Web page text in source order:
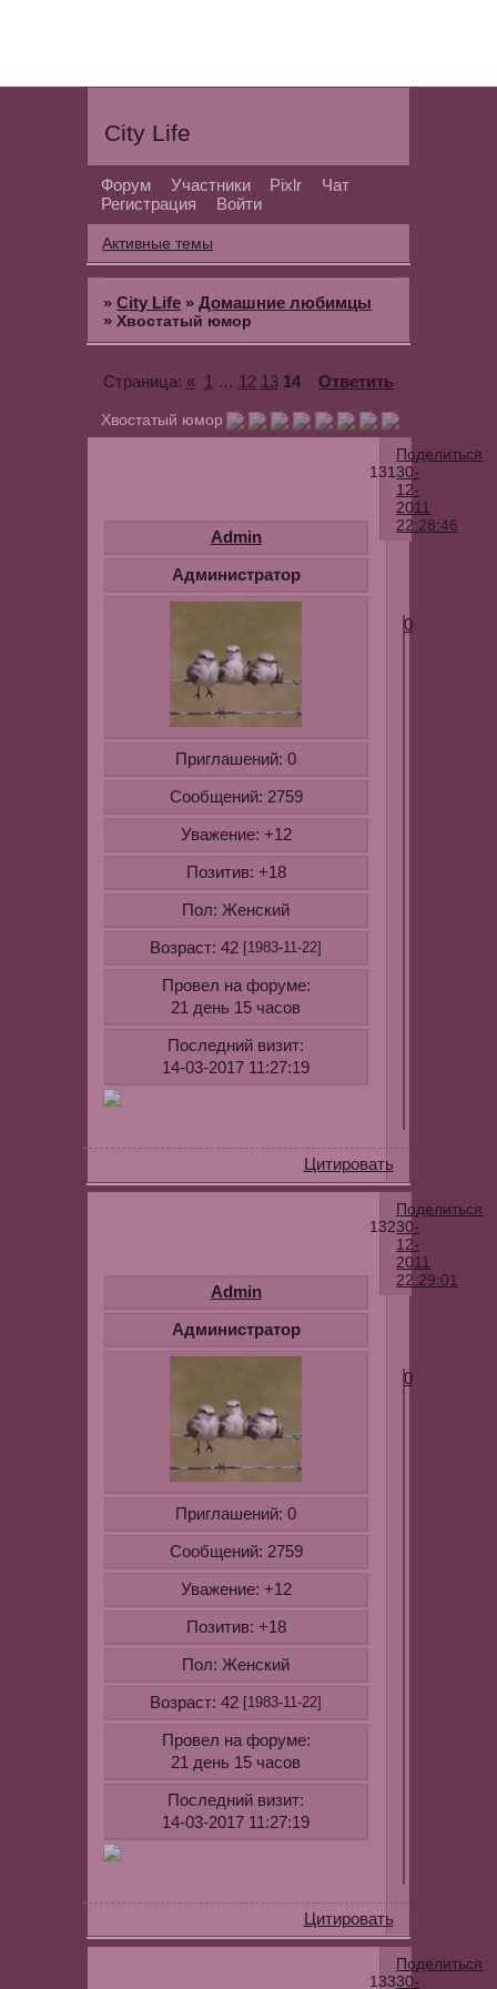
City Life
Форум Участники Pixlr
Чат
Регистрация
Войти
Активные темы
»City Life »Домашние любимцы
»Хвостатый юмор
Хвостатый юмор
Страница: « 1 … 12 13 14 Ответить
Поделиться
13130-
12-
2011
22:28:46
Admin
Администратор
Приглашений: 0
Сообщений: 2759
Уважение: +12
Позитив: +18
Пол: Женский
Возраст: 42 [1983-11-22]
Провел на форуме:
21 день 15 часов
Последний визит:
14-03-2017 11:27:19
0
Цитировать
Поделиться
13230-
12-
2011
22:29:01
Admin
Администратор
Приглашений: 0
Сообщений: 2759
Уважение: +12
Позитив: +18
Пол: Женский
Возраст: 42 [1983-11-22]
Провел на форуме:
21 день 15 часов
Последний визит:
14-03-2017 11:27:19
0
Цитировать
Поделиться
13330-